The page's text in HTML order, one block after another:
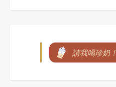
請我喝珍奶！